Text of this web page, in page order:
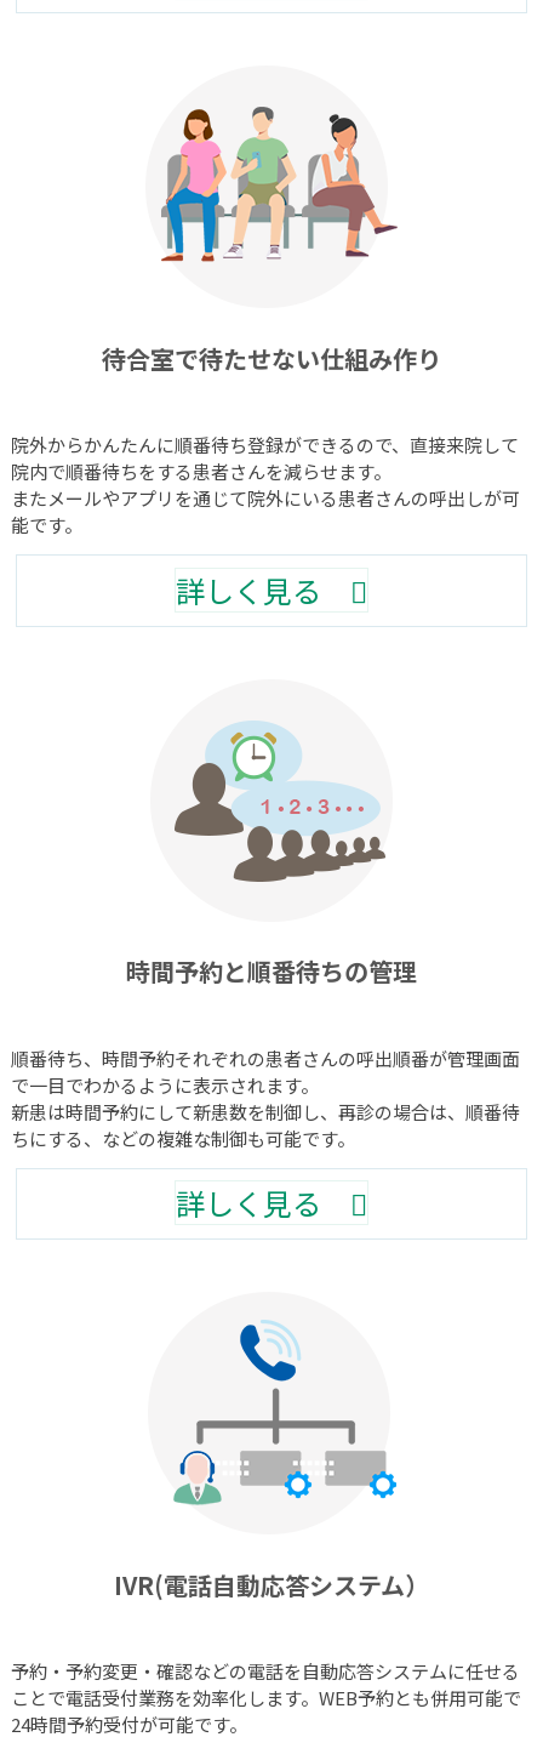
待合室で待たせない仕組み作り
院外からかんたんに順番待ち登録ができるので、直接来院して
院内で順番待ちをする患者さんを減らせます。
またメールやアプリを通じて院外にいる患者さんの呼出しが可
能です。
詳しく見る
時間予約と順番待ちの管理
順番待ち、時間予約それぞれの患者さんの呼出順番が管理画面
で一目でわかるように表示されます。
新患は時間予約にして新患数を制御し、再診の場合は、順番待
ちにする、などの複雑な制御も可能です。
詳しく見る
IVR(電話自動応答システム）
予約・予約変更・確認などの電話を自動応答システムに任せる
ことで電話受付業務を効率化します。WEB予約とも併用可能で
24時間予約受付が可能です。